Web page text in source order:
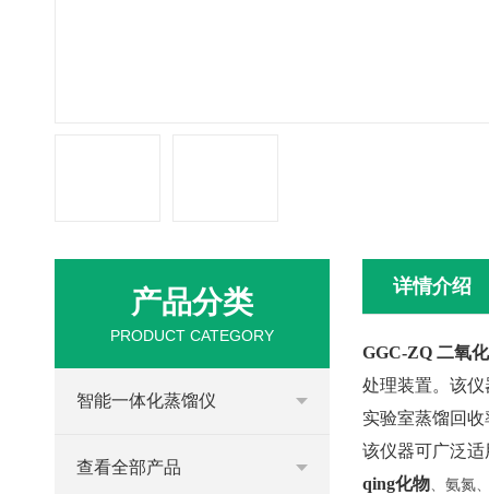
详情介绍
GGC-ZQ 二氧
处理装置。该
实验室蒸馏回
该仪器可广泛
qing化物 、氨氮
产品分类
PRODUCT CATEGORY
智能一体化蒸馏仪
查看全部产品